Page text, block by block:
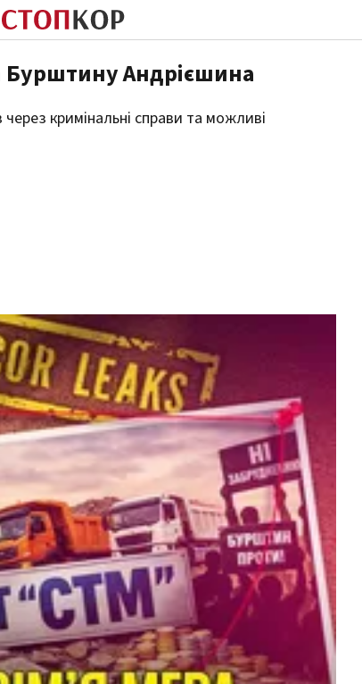
Бурштину Андрієшина
кримінальні справи та можливі